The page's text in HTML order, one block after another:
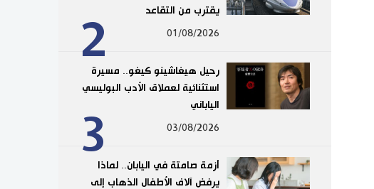
2
يقترب من التقاعد
01/08/2026
3
رحيل هيغاشينو كيغو.. مسيرة
استثنائية لعملاق الأدب البوليسي
الياباني
03/08/2026
أزمة صامتة في اليابان.. لماذا
يرفض آلاف الأطفال الذهاب إلى